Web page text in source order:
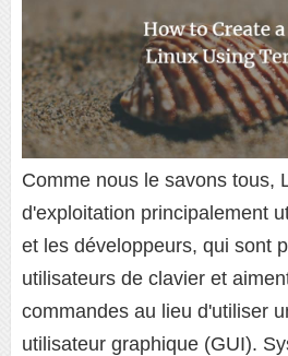
Comme nous le savons tous,
d'exploitation principalement
et les développeurs, qui sont
utilisateurs de clavier et
commandes au lieu d'utiliser
utilisateur graphique (GUI).